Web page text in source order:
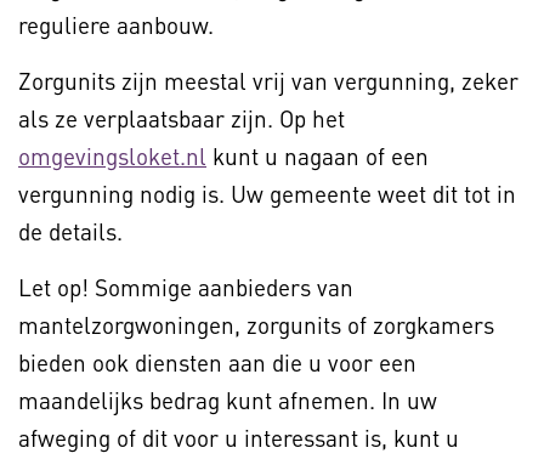
reguliere aanbouw.
Zorgunits zijn meestal vrij van vergunning, zeker
als ze verplaatsbaar zijn. Op het
omgevingsloket.nl kunt u nagaan of een
vergunning nodig is. Uw gemeente weet dit tot in
de details.
Let op! Sommige aanbieders van
mantelzorgwoningen, zorgunits of zorgkamers
bieden ook diensten aan die u voor een
maandelijks bedrag kunt afnemen. In uw
afweging of dit voor u interessant is, kunt u